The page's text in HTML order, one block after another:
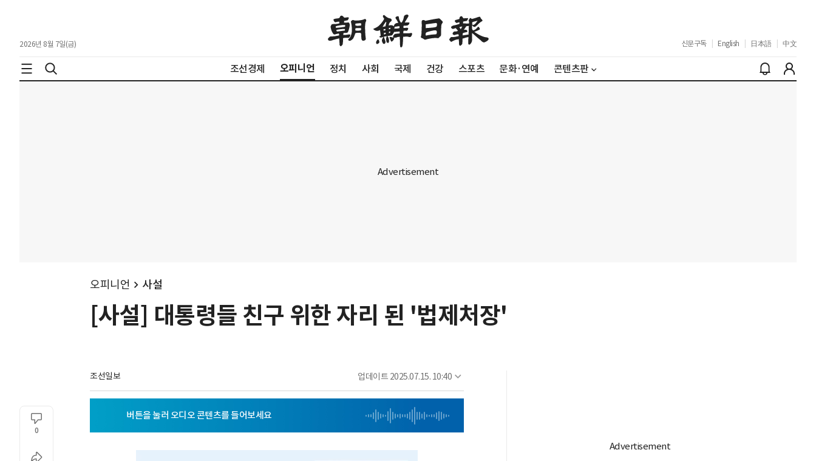
2026년 8월 7일(금) 신문구독 English 日本語 中文
조선경제 오피니언 정치 사회 국제 건강 스포츠 문화·연예 콘텐츠판
오피니언 사설
[사설] 대통령들 친구 위한 자리 된 '법제처장'
조선일보 업데이트 2025.07.15. 10:40
0